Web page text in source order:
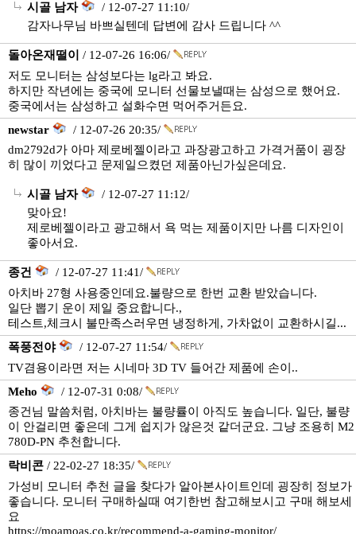
시골 남자
/ 12-07-27 11:10/
감자나무님 바쁘실텐데 답변에 감사 드립니다 ^^
돌아온재떨이
/ 12-07-26 16:06/
저도 모니터는 삼성보다는 lg라고 봐요.
하지만 작년에는 중국에 모니터 선물보낼때는 삼성으로 했어요.
중국에서는 삼성하고 설화수면 먹어주거든요.
newstar
/ 12-07-26 20:35/
dm2792d가 아마 제로베젤이라고 과장광고하고 가격거품이 굉장
히 많이 끼었다고 문제일으켰던 제품아닌가싶은데요.
시골 남자
/ 12-07-27 11:12/
맞아요!
제로베젤이라고 광고해서 욕 먹는 제품이지만 나름 디자인이
좋아서요.
종건
/ 12-07-27 11:41/
아치바 27형 사용중인데요.불량으로 한번 교환 받았습니다.
일단 뽑기 운이 제일 중요합니다.,
테스트,체크시 불만족스러우면 냉정하게, 가차없이 교환하시길...
폭풍전야
/ 12-07-27 11:54/
TV겸용이라면 저는 시네마 3D TV 들어간 제품에 손이..
Meho
/ 12-07-31 0:08/
종건님 말씀처럼, 아치바는 불량률이 아직도 높습니다. 일단, 불량
이 안걸리면 좋은데 그게 쉽지가 않은것 같더군요. 그냥 조용히 M2
780D-PN 추천합니다.
락비콘 / 22-02-27 18:35/
가성비 모니터 추천 글을 찾다가 알아본사이트인데 굉장히 정보가
좋습니다. 모니터 구매하실때 여기한번 참고해보시고 구매 해보세
요
https://moamoas.co.kr/recommend-a-gaming-monitor/